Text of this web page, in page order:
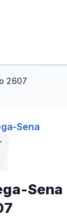
2607
Sena
Sena